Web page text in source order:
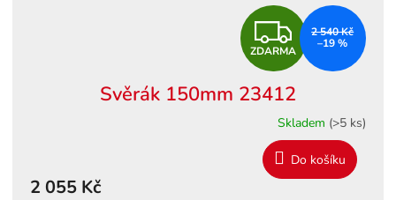
Z
D
A
R
M
ZDARMA
2 540 Kč
–19 %
Svěrák 150mm 23412
Skladem (>5 ks)
2 055 Kč
Do košíku